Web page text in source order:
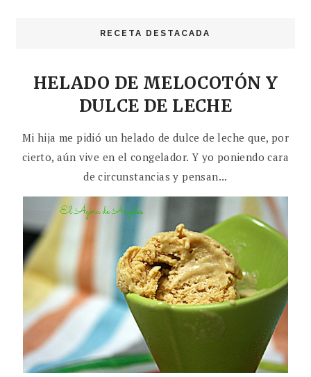
RECETA DESTACADA
HELADO DE MELOCOTÓN Y
DULCE DE LECHE
Mi hija me pidió un helado de dulce de leche que, por
cierto, aún vive en el congelador. Y yo poniendo cara
de circunstancias y pensan...